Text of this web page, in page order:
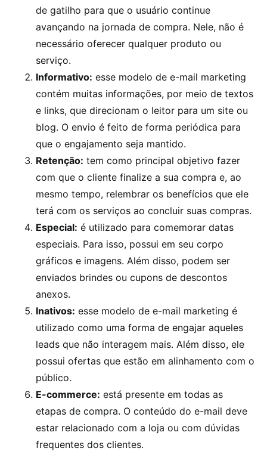
de gatilho para que o usuário continue
avançando na jornada de compra. Nele, não é
necessário oferecer qualquer produto ou
serviço.
Informativo: esse modelo de e-mail marketing
contém muitas informações, por meio de textos
e links, que direcionam o leitor para um site ou
blog. O envio é feito de forma periódica para
que o engajamento seja mantido.
Retenção: tem como principal objetivo fazer
com que o cliente finalize a sua compra e, ao
mesmo tempo, relembrar os benefícios que ele
terá com os serviços ao concluir suas compras.
Especial: é utilizado para comemorar datas
especiais. Para isso, possui em seu corpo
gráficos e imagens. Além disso, podem ser
enviados brindes ou cupons de descontos
anexos.
Inativos: esse modelo de e-mail marketing é
utilizado como uma forma de engajar aqueles
leads que não interagem mais. Além disso, ele
possui ofertas que estão em alinhamento com o
público.
E-commerce: está presente em todas as
etapas de compra. O conteúdo do e-mail deve
estar relacionado com a loja ou com dúvidas
frequentes dos clientes.